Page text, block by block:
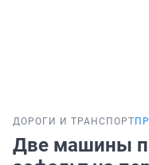
ДОРОГИ И ТРАНСПОРТ
Две машины